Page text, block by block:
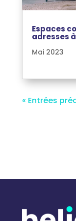
Espaces
adresses
Mai 2023
« Entrées